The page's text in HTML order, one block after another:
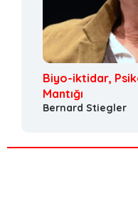
Biyo-iktidar,
Mantığı
Bernard Stiegler